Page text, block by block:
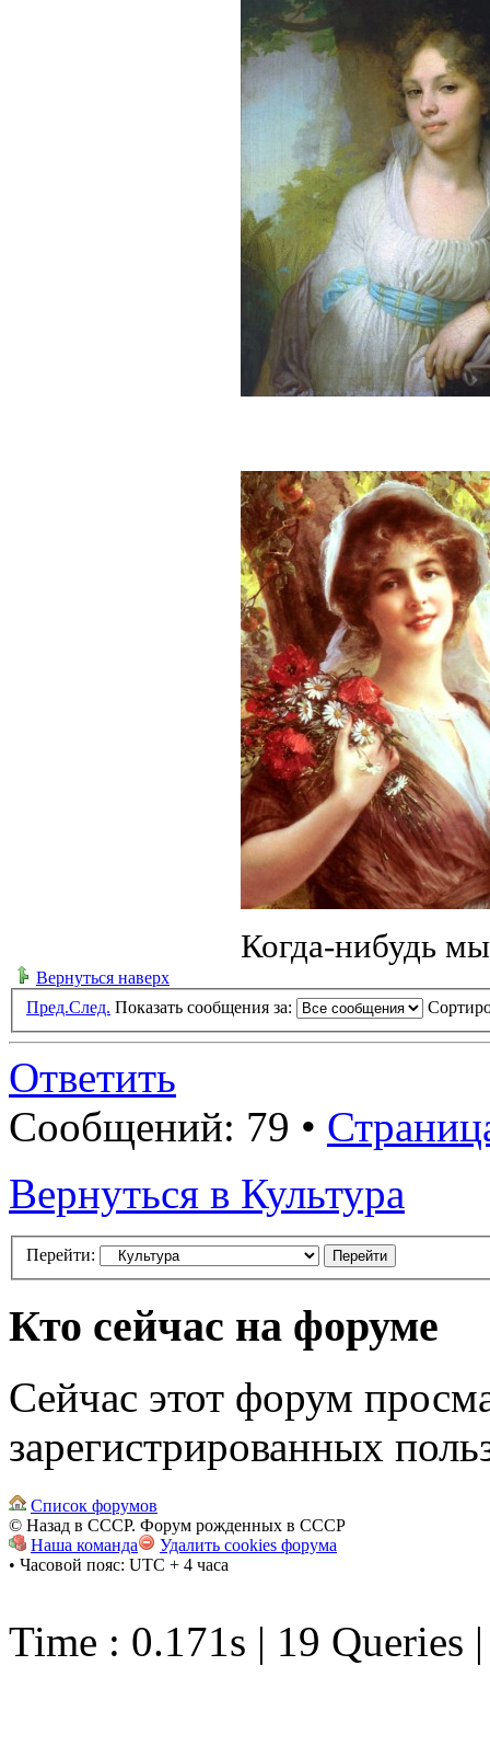
Когда-нибудь
Вернуться наверх
Пред.След. Показать сообщения за:
Ответить
Сообщений: 79 •
Вернуться в Культура
Перейти:
Кто сейчас на форуме
Сейчас этот форум
зарегистрированных
Список форумов
© Назад в СССР. Форум рожденных в СССР
Наша команда
Удалить cookies форума
• Часовой пояс: UTC + 4 часа
Time : 0.171s | 19 Queries